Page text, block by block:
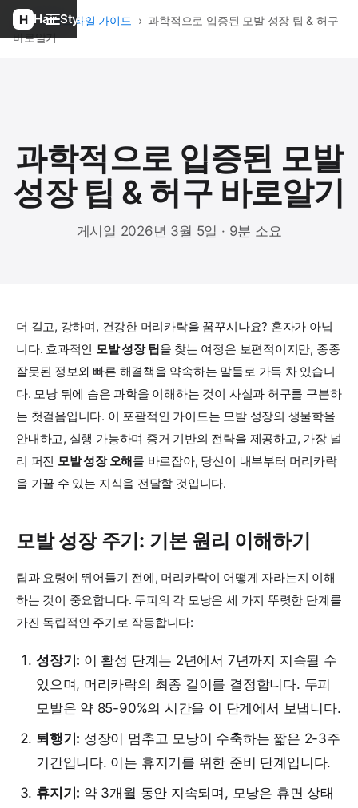
Hair Style
홈 헤어스타일 가이드 › 과학적으로 입증된 모발 성장 팁 & 허구
바로알기
과학적으로 입증된 모발
성장 팁 & 허구 바로알기
게시일 2026년 3월 5일 · 9분 소요
더 길고, 강하며, 건강한 머리카락을 꿈꾸시나요? 혼자가 아닙
니다. 효과적인 모발 성장 팁을 찾는 여정은 보편적이지만, 종종
잘못된 정보와 빠른 해결책을 약속하는 말들로 가득 차 있습니
다. 모낭 뒤에 숨은 과학을 이해하는 것이 사실과 허구를 구분하
는 첫걸음입니다. 이 포괄적인 가이드는 모발 성장의 생물학을
안내하고, 실행 가능하며 증거 기반의 전략을 제공하고, 가장 널
리 퍼진 모발 성장 오해를 바로잡아, 당신이 내부부터 머리카락
을 가꿀 수 있는 지식을 전달할 것입니다.
모발 성장 주기: 기본 원리 이해하기
팁과 요령에 뛰어들기 전에, 머리카락이 어떻게 자라는지 이해
하는 것이 중요합니다. 두피의 각 모낭은 세 가지 뚜렷한 단계를
가진 독립적인 주기로 작동합니다:
성장기: 이 활성 단계는 2년에서 7년까지 지속될 수
있으며, 머리카락의 최종 길이를 결정합니다. 두피
모발은 약 85-90%의 시간을 이 단계에서 보냅니다.
퇴행기: 성장이 멈추고 모낭이 수축하는 짧은 2-3주
기간입니다. 이는 휴지기를 위한 준비 단계입니다.
휴지기: 약 3개월 동안 지속되며, 모낭은 휴면 상태